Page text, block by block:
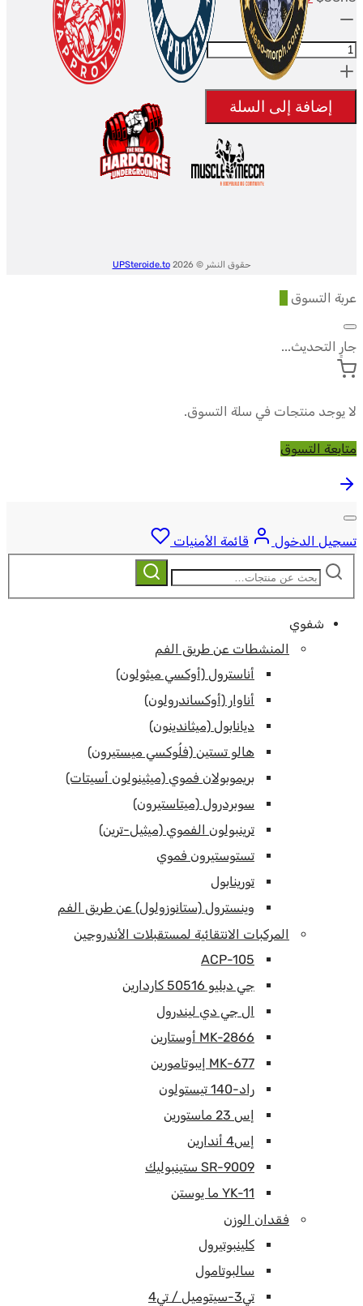
الأصلي
كان:
الحالي
هو:
$18.49.
الكمية:
Cenforce
10
tabs
إضافة إلى السلة
حقوق النشر © 2026 UPSteroide.to
عربة التسوق
جارٍ التحديث...
لا يوجد منتجات في سلة التسوق.
متابعة التسوق
تسجيل الدخول
قائمة الأمنيات
ابحث
بحث
شفوي
المنشطات عن طريق الفم
أناسترول (أوكسي ميثولون)
أناوار (أوكساندرولون)
ديانابول (ميثاندينون)
هالو تستين (فلُوكسي ميستيرون)
بريموبولان فموي (ميثينولون أسيتات)
سوبردرول (ميتاستيرون)
ترينبولون الفموي (ميثيل-ترين)
تستوستيرون فموي
تورينابول
وينسترول (ستانوزولول) عن طريق الفم
المركبات الانتقائية لمستقبلات الأندروجين
ACP-105
جي دبليو 50516 كاردارين
ال جي دي ليندرول
MK-2866 أوستارين
MK-677 إيبوتامورين
راد-140 تيستولون
إس 23 ماستورين
إس4 أندارين
SR-9009 ستينبوليك
YK-11 ما يوستن
فقدان الوزن
كلينبوتيرول
سالبوتامول
تي3-سيتوميل / تي4